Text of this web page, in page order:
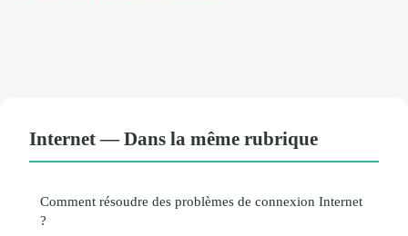
Internet — Dans la même rubrique
Comment résoudre des problèmes de connexion Internet
?